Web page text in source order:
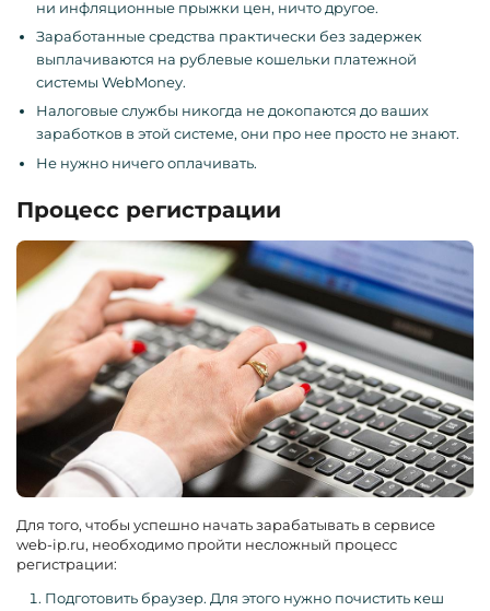
ни инфляционные прыжки цен, ничто другое.
Заработанные средства практически без задержек
выплачиваются на рублевые кошельки платежной
системы WebMoney.
Налоговые службы никогда не докопаются до ваших
заработков в этой системе, они про нее просто не знают.
Не нужно ничего оплачивать.
Процесс регистрации
Для того, чтобы успешно начать зарабатывать в сервисе
web-ip.ru, необходимо пройти несложный процесс
регистрации:
Подготовить браузер. Для этого нужно почистить кеш